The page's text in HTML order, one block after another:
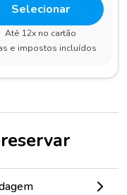
Selecionar
Até 12x no cartão
e impostos incluídos